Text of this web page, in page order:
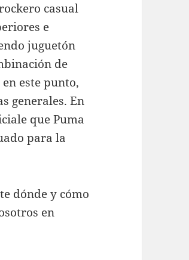
casual
e
juguetón
de
este punto,
generales. En
que Puma
para la
dónde y cómo
en